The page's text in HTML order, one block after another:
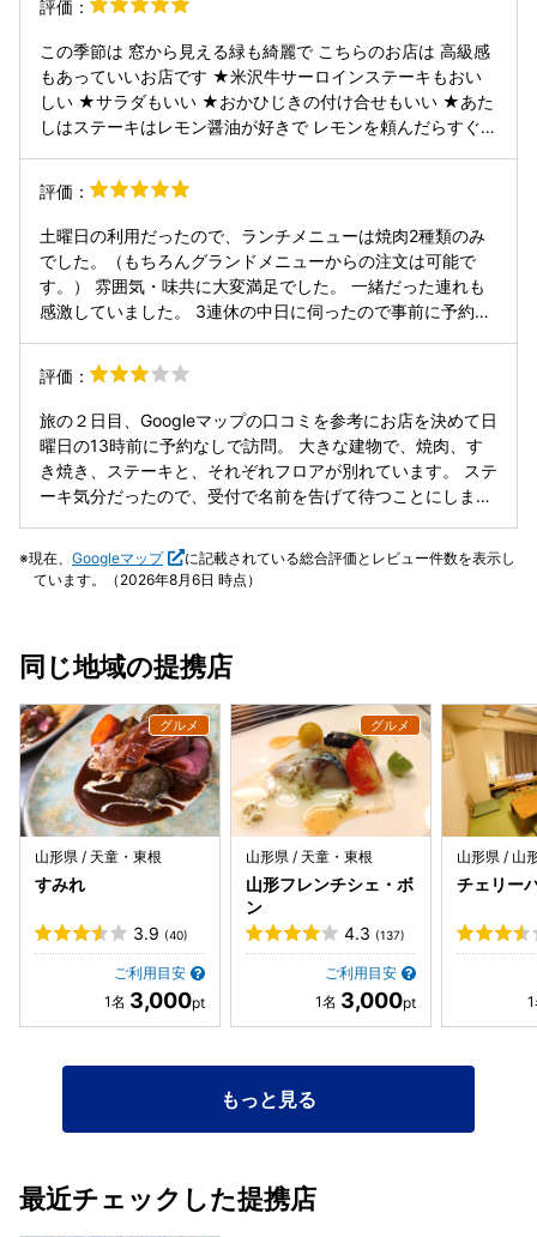
の席では、地元の方が年末の接待に使用されてました。 気軽
にネット予約もできるし、場所も、駅と米沢城跡の間で行き
やすい。旅行客にとってもおすすめです
評価：
この季節は 窓から見える緑も綺麗で こちらのお店は 高級感
もあっていいお店です ★米沢牛サーロインステーキもおい
しい ★サラダもいい ★おかひじきの付け合せもいい ★あた
しはステーキはレモン醤油が好きで レモンを頼んだらすぐだ
円で食べれるのがほんといい これが銀座だと 3万するんだよ
とお客様が 言ってたのを思い出します (,,>᎑
評価：
土曜日の利用だったので、ランチメニューは焼肉2種類のみ
でした。（もちろんグランドメニューからの注文は可能で
す。） 雰囲気・味共に大変満足でした。 一緒だった連れも
感激していました。 3連休の中日に伺ったので事前に予約し
評価：
旅の２日目、Googleマップの口コミを参考にお店を決めて日
曜日の13時前に予約なしで訪問。 大きな建物で、焼肉、す
き焼き、ステーキと、それぞれフロアが別れています。 ステ
ーキ気分だったので、受付で名前を告げて待つことにしまし
のは1時間40分後でした。 こんなに待つなら他店に行けば良
かったとこの時点で既に少し後悔しました。 外観から想像し
9,900円のコースを注文したらコースなので時間がかかると
れならそのメニューを出さないとか、このコースは今日は終
了しましたとか言って欲しかったです。 出来た料理からどん
どん提供するということでいいですか？と言われましたが私
も早食いだし、次の予定もあったのでそれで問題はなかった
です。 実際、私より先にいたお客さんよりも早く食べ終わり
ました。 メインのサーロインステーキは柔らかく、ジューシ
ーで美味しかったです。 ステーキと同じくらい楽しみにして
いた肉寿司はまさかの手毬寿司サイズでちょっと残念。 一品
メニューでも肉寿司があったので、これなら別コースと肉寿
司を最初から注文すれば嫌な気分にならなかったなと思いま
受付の店員さんはとても感じがよく、次から次へと来るお客
さんをテキパキとさばいてました。 ステーキの明星は4階、
車の時は便利です。 ステーキは目の前で焼くわけではないの
で心配していた匂いも付きませんでした。
現在、 Googleマップ
に記載されている総合評価とレビュー件数を表示し
ています。（2026年8月6日 時点）
同じ地域の提携店
山形県 / 天童・東根
すみれ
3.9 (40)
ご利用目安
3,000
山形県 / 天童・東根
山形フレンチシェ・ボ
ン
4.3 (137)
ご利用目安
3,000
山形県 / 山
チェリー
もっと見る
最近チェックした提携店